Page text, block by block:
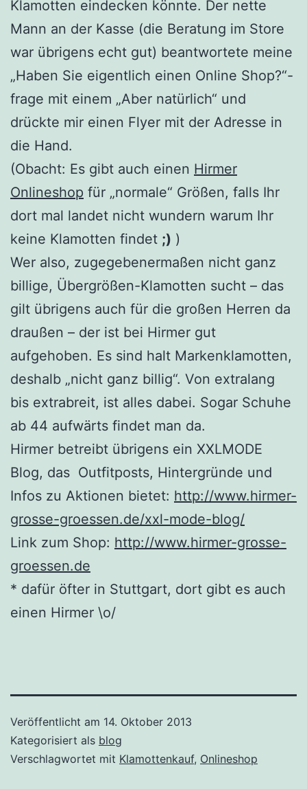
Klamotten eindecken könnte. Der nette
Mann an der Kasse (die Beratung im Store
war übrigens echt gut) beantwortete meine
„Haben Sie eigentlich einen Online Shop?“-
frage mit einem „Aber natürlich“ und
drückte mir einen Flyer mit der Adresse in
die Hand.
(Obacht: Es gibt auch einen Hirmer
Onlineshop für „normale“ Größen, falls Ihr
dort mal landet nicht wundern warum Ihr
keine Klamotten findet ;) )
Wer also, zugegebenermaßen nicht ganz
billige, Übergrößen-Klamotten sucht – das
gilt übrigens auch für die großen Herren da
draußen – der ist bei Hirmer gut
aufgehoben. Es sind halt Markenklamotten,
deshalb „nicht ganz billig“. Von extralang
bis extrabreit, ist alles dabei. Sogar Schuhe
ab 44 aufwärts findet man da.
Hirmer betreibt übrigens ein XXLMODE
Blog, das Outfitposts, Hintergründe und
Infos zu Aktionen bietet: http://www.hirmer-
grosse-groessen.de/xxl-mode-blog/
Link zum Shop: http://www.hirmer-grosse-
groessen.de
* dafür öfter in Stuttgart, dort gibt es auch
einen Hirmer \o/
Veröffentlicht am 14. Oktober 2013
Kategorisiert als blog
Verschlagwortet mit Klamottenkauf, Onlineshop